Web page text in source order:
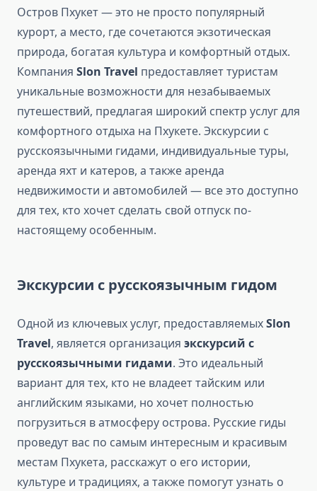
Остров Пхукет — это не просто популярный
курорт, а место, где сочетаются экзотическая
природа, богатая культура и комфортный отдых.
Компания Slon Travel предоставляет туристам
уникальные возможности для незабываемых
путешествий, предлагая широкий спектр услуг для
комфортного отдыха на Пхукете. Экскурсии с
русскоязычными гидами, индивидуальные туры,
аренда яхт и катеров, а также аренда
недвижимости и автомобилей — все это доступно
для тех, кто хочет сделать свой отпуск по-
настоящему особенным.
Экскурсии с русскоязычным гидом
Одной из ключевых услуг, предоставляемыхSlon
Travel, является организация экскурсий с
русскоязычными гидами. Это идеальный
вариант для тех, кто не владеет тайским или
английским языками, но хочет полностью
погрузиться в атмосферу острова. Русские гиды
проведут вас по самым интересным и красивым
местам Пхукета, расскажут о его истории,
культуре и традициях, а также помогут узнать о